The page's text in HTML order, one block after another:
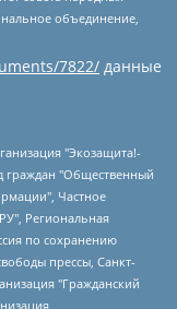
объединение,
7822/ данные
общественное движение "Маяк", Санкт-Петербургская ЛГБТ-инициативная группа "Выход", Инициативная группа ЛГБТ+ "Реверс", Алексеев Андрей Викторович, Бекбулатова Таисия Львовна, Беляев Иван Михайлович, Владыкина Елена Сергеевна, Гельман Марат Александрович, Никульшина Вероника Юрьевна, Толоконникова Надежда Андреевна, Шендерович Виктор Анатольевич, Общество с ограниченной ответственностью "Данное сообщение", Общество с ограниченной ответственностью Издательский дом "Новая глава", Айнбиндер Александра Александровна, Московский комьюнити-центр для ЛГБТ+инициатив, Благотворительный фонд развития филантропии, Deutsche Welle (Германия, Kurt-Schumacher-Strasse 3, 53113 Bonn), Борзунова Мария Михайловна, Воробьев Виктор Викторович, Голубева Анна Львовна, Константинова Алла Михайловна, Малкова Ирина Владимировна, Мурадов Мурад Абдулгалимович, Осетинская Елизавета Николаевна, Понасенков Евгений Николаевич, Ганапольский Матвей Юрьевич, Киселев Евгений Алексеевич, Борухович Ирина Григорьевна, Дремин Иван Тимофеевич, Дубровский Дмитрий Викторович, Красноярская региональная общественная организация поддержки и развития альтернативных образовательных технологий и межкультурных коммуникаций "ИНТЕРРА", Маяковская Екатерина Алексеевна, Фейгин Марк Захарович, Филимонов Андрей Викторович, Дзугкоева Регина Николаевна, Доброхотов Роман Александрович, Дудь Юрий Александрович, Елкин Сергей Владимирович, Кругликов Кирилл Игоревич, Сабунаева Мария Леонидовна, Семенов Алексей Владимирович, Шаинян Карен Багратович, Шульман Екатерина Михайловна, Асафьев Артур Валерьевич, Вахштайн Виктор Семенович, Венедиктов Алексей Алексеевич, Лушникова Екатерина Евгеньевна, Волков Леонид Михайлович, Невзоров Александр Глебович, Пархоменко Сергей Борисович, Сироткин Ярослав Николаевич, Кара-Мурза Владимир Владимирович, Баранова Наталья Владимировна, Гозман Леонид Яковлевич, Кагарлицкий Борис Юльевич, Климарев Михаил Валерьевич, Милов Владимир Станиславович, Автономная некоммерческая организация Краснодарский центр современного искусства "Типография", Моргенштерн Алишер Тагирович, Соболь Любовь Эдуардовна, Общество с ограниченной ответственностью "ЛИЗА НОРМ", Каспаров Гарри Кимович, Ходорковский Михаил Борисович, Общество с ограниченной ответственностью "Апрельские тезисы", Данилович Ирина Брониславовна, Кашин Олег Владимирович, Петров Николай Владимирович, Пивоваров Алексей Владимирович, Соколов Михаил Владимирович, Цветкова Юлия Владимировна, Чичваркин Евгений Александрович, Комитет против пыток/Команда против пыток, Общество с ограниченной ответственностью "Первый научный", Общество с ограниченной ответственностью "Вертолет и ко", Белоцерковская Вероника Борисовна, Кац Максим Евгеньевич, Лазарева Татьяна Юрьевна, Шаведдинов Руслан Табризович, Яшин Илья Валерьевич, Общество с ограниченной ответственностью "Иноагент ААВ", Алешковский Дмитрий Петрович, Альбац Евгения Марковна, Быков Дмитрий Львович, Галямина Юлия Евгеньевна, Лойко Сергей Леонидович, Мартынов Кирилл Константинович, Медведев Сергей Александрович, Крашенинников Федор Геннадиевич, Гордеева Катерина Вл